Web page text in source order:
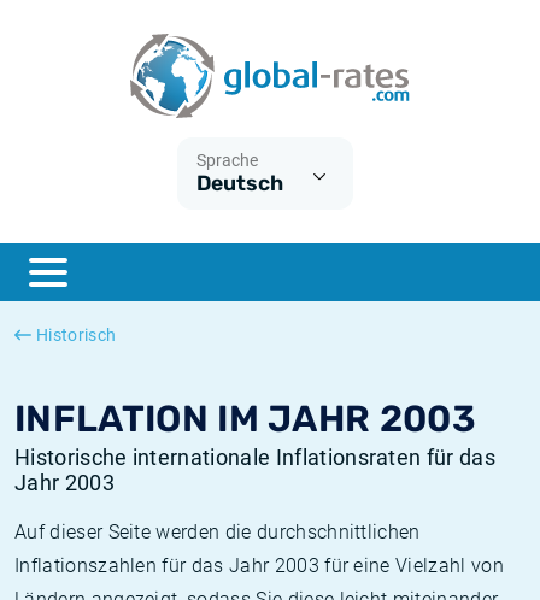
Sprache
Deutsch
Historisch
INFLATION IM JAHR 2003
Historische internationale Inflationsraten für das
Jahr 2003
Auf dieser Seite werden die durchschnittlichen
Inflationszahlen für das Jahr 2003 für eine Vielzahl von
ESTER
SONIA
Was ist die VPI-Inflation?
Was ist die HVPI-Inflation?
Deutsche inflation
Europäische inflation
Historische Euribor-Sätze
Historische ESTER-Sätze
Historische SOFR-Sätze
Historische SONIA-Sätze
Inflationsrechner